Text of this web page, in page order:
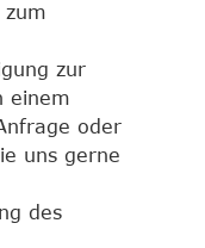
zur
einem
oder
uns gerne
des